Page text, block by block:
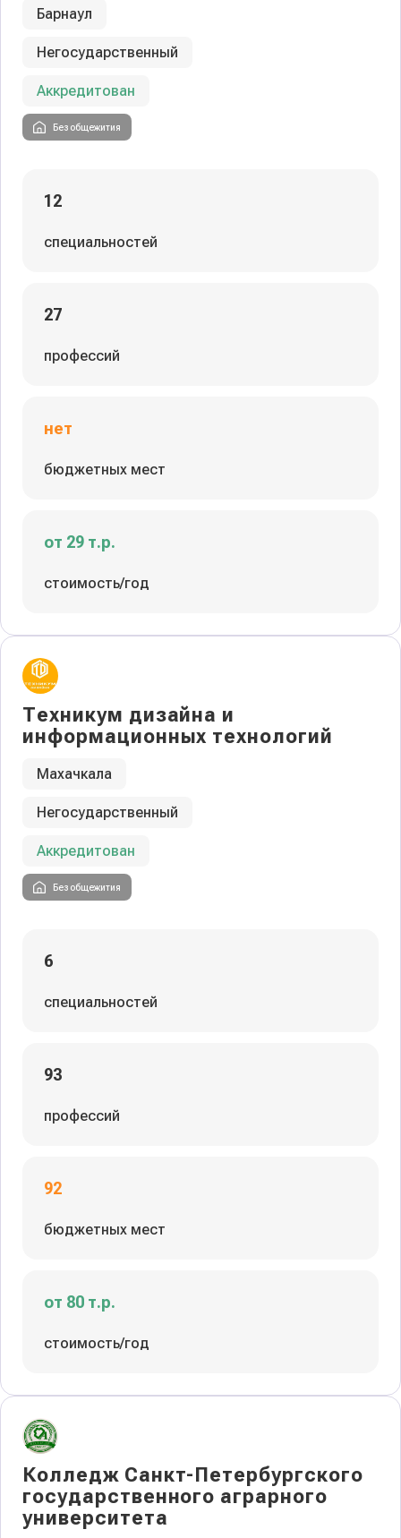
Барнаул
Негосударственный
Аккредитован
Без общежития
12
специальностей
27
профессий
нет
бюджетных мест
от 29 т.р.
стоимость/год
Техникум дизайна и
информационных технологий
Махачкала
Негосударственный
Аккредитован
Без общежития
6
специальностей
93
профессий
92
бюджетных мест
от 80 т.р.
стоимость/год
Колледж Санкт-Петербургского
государственного аграрного
университета